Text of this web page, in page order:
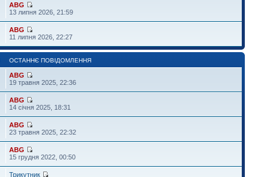
ABG
13 липня 2026, 21:59
ABG
11 липня 2026, 22:27
ОСТАННЄ ПОВІДОМЛЕННЯ
ABG
19 травня 2025, 22:36
ABG
14 січня 2025, 18:31
ABG
23 травня 2025, 22:32
ABG
15 грудня 2022, 00:50
Трикутник